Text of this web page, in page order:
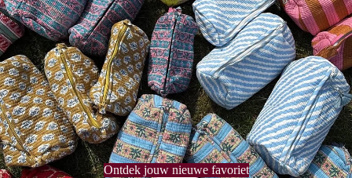
Ontdek jouw nieuwe favoriet